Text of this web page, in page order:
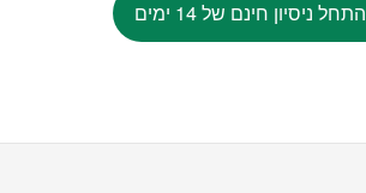
התחל ניסיון חינם של 14 ימים